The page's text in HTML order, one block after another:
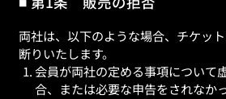
両社は、以下のような場合、チケッ
断りいたします。
会員が両社の定める事項について
合、または必要な申告をされなか